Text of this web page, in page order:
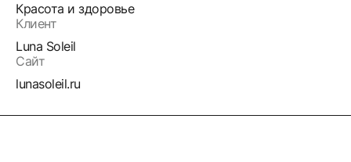
Красота и здоровье
Клиент
Luna Soleil
Сайт
lunasoleil.ru